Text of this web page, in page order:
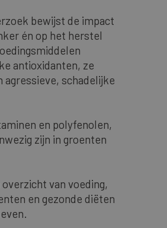
bewijst de impact
én op het herstel
antioxidanten, ze
agressieve, schadelijke
en polyfenolen,
zijn in groenten
van voeding,
en gezonde diëten
DUTCH